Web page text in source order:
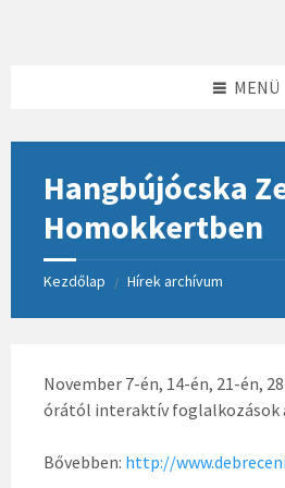
MENÜ
Hangbújócska
Homokkertben
Kezdőlap / Hírek archívum
November 7-én, 14-én, 21-én,
órától interaktív foglalkozások
Bővebben: http://